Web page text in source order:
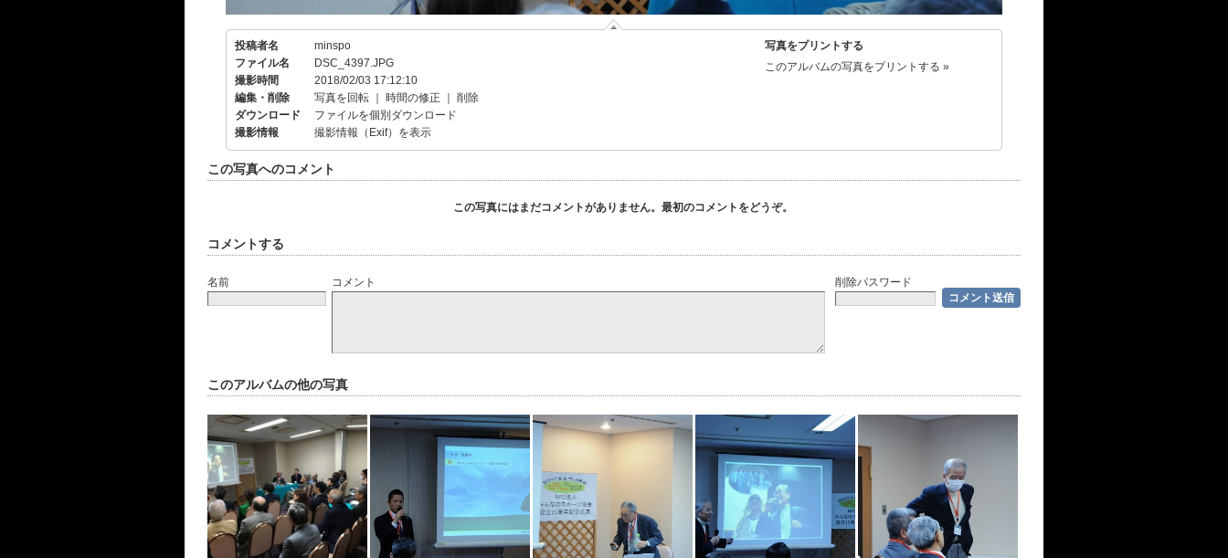
投稿者名
minspo
ファイル名
DSC_4397.JPG
撮影時間
2018/02/03 17:12:10
編集・削除
写真を回転 時間の修正
削除
ダウンロード
ファイルを個別ダウンロード
撮影情報
撮影情報（Exif）を表示
写真をプリントする
このアルバムの写真をプリントする »
この写真へのコメント
この写真にはまだコメントがありません。最初のコメントをどうぞ。
コメントする
名前 コメント 削除パスワード
このアルバムの他の写真